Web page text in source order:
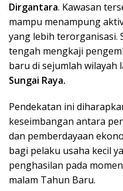
Dirgantara. Kawasan
mampu menampung
yang lebih terorganisasi.
tengah mengkaji
baru di sejumlah wilayah
Sungai Raya.
Pendekatan ini
keseimbangan antara
dan pemberdayaan
bagi pelaku usaha kecil
penghasilan pada
malam Tahun Baru.